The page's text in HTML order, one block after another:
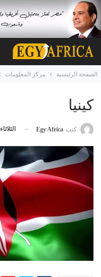
الصفحة الرئيسية مركز المعلومات
كينيا
كتب Egy Africa الثلاثاء 8 ديسمبر, 2020